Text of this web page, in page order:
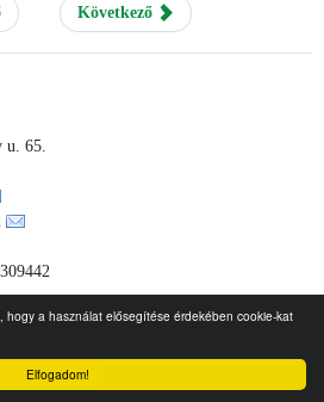
Elfogadom!
a használat elősegítése érdekében cookie-kat
Következő
u. 65.